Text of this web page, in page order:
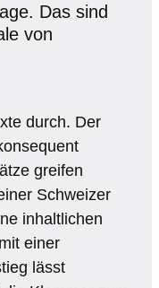
Das sind
von
durch. Der
greifen
Schweizer
inhaltlichen
einer
lässt